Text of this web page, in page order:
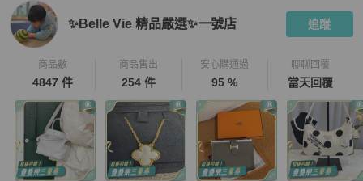
✨Belle Vie 精品嚴選✨一號店 追蹤
商品數
4847 件
商品售出
254 件
安心購通過
95 %
聊聊回覆
當天回覆